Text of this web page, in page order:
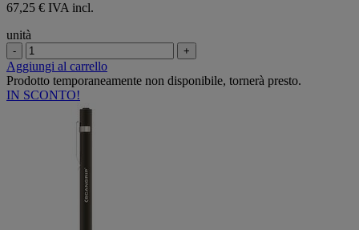
67,25 € IVA incl.
unità
- +
Aggiungi al carrello
Prodotto temporaneamente non disponibile, tornerà presto.
IN SCONTO!